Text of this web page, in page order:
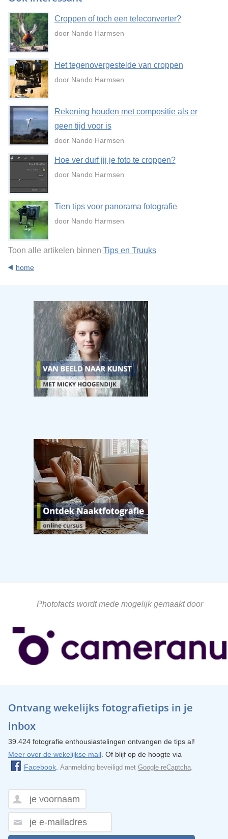
Croppen of toch een teleconverter?
door Nando Harmsen
Het tegenovergestelde van croppen
door Nando Harmsen
Rekening houden met compositie als er
geen tijd voor is
door Nando Harmsen
Hoe ver durf jij je foto te croppen?
door Nando Harmsen
Tien tips voor panorama fotografie
door Nando Harmsen
Toon alle artikelen binnen Tips en Truuks
home
Photofacts wordt mede mogelijk gemaakt door
Ontvang wekelijks fotografietips in je
inbox
39.424 fotografie enthousiastelingen ontvangen de tips al!
Meer over de wekelijkse mail. Of blijf op de hoogte via
Facebook. Aanmelding beveiligd met Google reCaptcha.